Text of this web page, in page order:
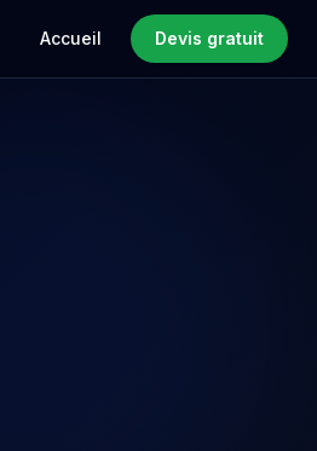
Accueil Devis gratuit